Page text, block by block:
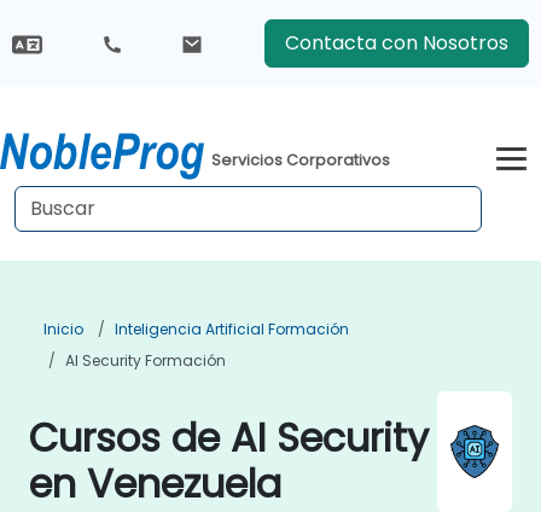
Contacta con Nosotros
Servicios Corporativos
Inicio
Inteligencia Artificial Formación
AI Security Formación
Cursos de AI Security
en Venezuela